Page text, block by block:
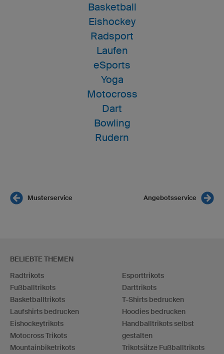
Basketball
Eishockey
Radsport
Laufen
eSports
Yoga
Motocross
Dart
Bowling
Rudern
Musterservice Angebotsservice
BELIEBTE THEMEN
Radtrikots
Fußballtrikots
Basketballtrikots
Laufshirts bedrucken
Eishockeytrikots
Motocross Trikots
Mountainbiketrikots
Esporttrikots
Darttrikots
T-Shirts bedrucken
Hoodies bedrucken
Handballtrikots selbst
gestalten
Trikotsätze Fußballtrikots